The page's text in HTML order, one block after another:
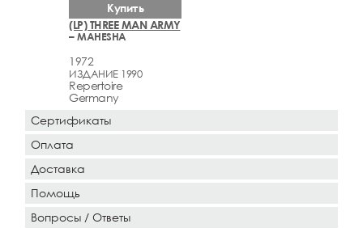
(LP) THREE MAN ARMY
– MAHESHA
1972
ИЗДАНИЕ 1990
Repertoire
Germany
Купить
Сертификаты
Оплата
Доставка
Помощь
Вопросы / Ответы